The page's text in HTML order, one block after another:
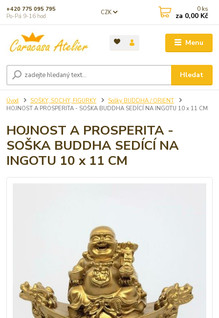
Menu
CZK
Hledat
+420 775 095 795
Po-Pá 9-16 hod.
0 ks
za 0,00 Kč
Úvod SOŠKY, SOCHY, FIGURKY
Sošky BUDDHA / ORIENT
HOJNOST A PROSPERITA - SOŠKA BUDDHA SEDÍCÍ NA INGOTU 10 x 11 CM
HOJNOST A PROSPERITA -
SOŠKA BUDDHA SEDÍCÍ NA
INGOTU 10 x 11 CM